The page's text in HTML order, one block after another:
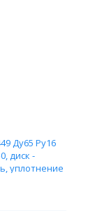
Ду65 Ру16
диск -
уплотнение